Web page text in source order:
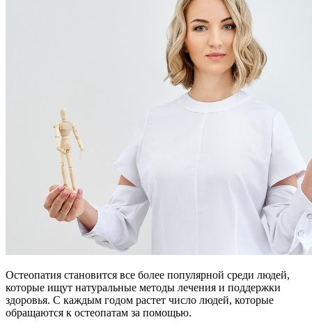
Остеопатия становится все более популярной среди людей,
которые ищут натуральные методы лечения и поддержки
здоровья. С каждым годом растет число людей, которые
обращаются к остеопатам за помощью.